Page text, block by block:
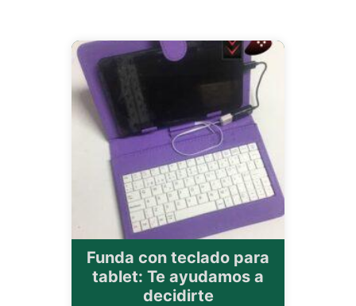
Funda con teclado para
tablet: Te ayudamos a
decidirte